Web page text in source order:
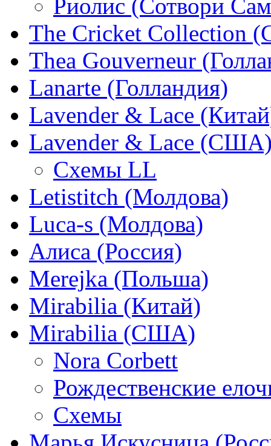
Риолис (Сотвори
The Cricket Collection
Thea Gouverneur
Lanarte (Голландия)
Lavender & Lace
Lavender & Lace
Схемы LL
Letistitch (Молдова)
Luca-s (Молдова)
Алиса (Россия)
Merejka (Польша)
Mirabilia (Китай)
Mirabilia (США)
Nora Corbett
Рождественские
Схемы